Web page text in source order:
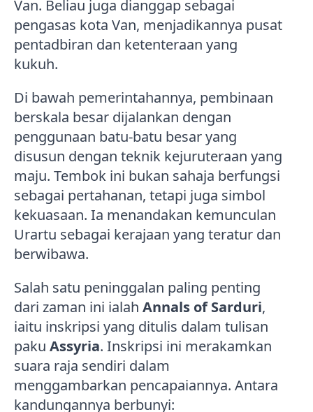
Van. Beliau juga dianggap sebagai
pengasas kota Van, menjadikannya pusat
pentadbiran dan ketenteraan yang
kukuh.
Di bawah pemerintahannya, pembinaan
berskala besar dijalankan dengan
penggunaan batu-batu besar yang
disusun dengan teknik kejuruteraan yang
maju. Tembok ini bukan sahaja berfungsi
sebagai pertahanan, tetapi juga simbol
kekuasaan. Ia menandakan kemunculan
Urartu sebagai kerajaan yang teratur dan
berwibawa.
Salah satu peninggalan paling penting
dari zaman ini ialah Annals of Sarduri,
iaitu inskripsi yang ditulis dalam tulisan
paku Assyria. Inskripsi ini merakamkan
suara raja sendiri dalam
menggambarkan pencapaiannya. Antara
kandungannya berbunyi: